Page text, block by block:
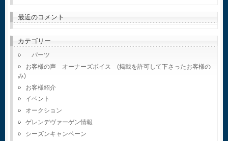
最近のコメント
カテゴリー
パーツ
お客様の声 オーナーズボイス (掲載を許可して下さったお客様の
み)
お客様紹介
イベント
オークション
ゲレンデヴァーゲン情報
シーズンキャンペーン